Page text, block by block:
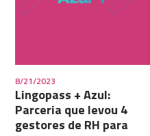
8/21/2023
Lingopass + Azul:
Parceria que levou 4
gestores de RH para